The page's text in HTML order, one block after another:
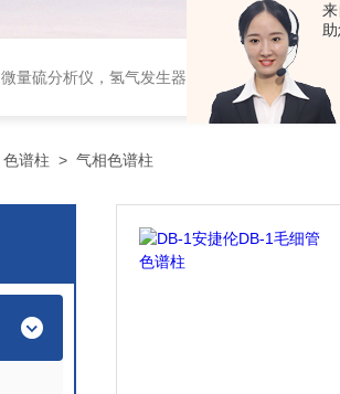
生器，空气发生器，色谱耗件（N2000色谱工作站，色谱柱、阀件、进样器、色谱担体），顶空进样器，热解析仪
色谱柱 > 气相色谱柱